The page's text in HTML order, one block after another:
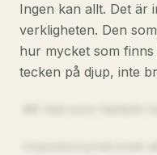
Ingen kan allt. Det är
verkligheten. Den
hur mycket som
tecken på djup, inte